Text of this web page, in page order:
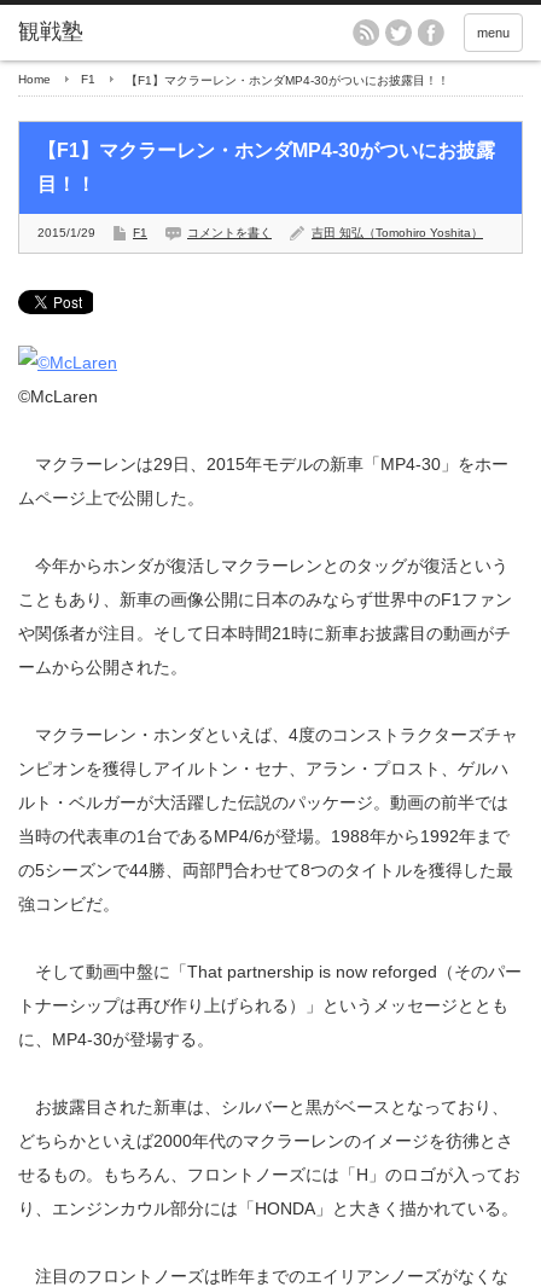
menu
Home F1 【F1】マクラーレン・ホンダMP4-30がついにお披露目！！
【F1】マクラーレン・ホンダMP4-30がついにお披露
目！！
2015/1/29 F1 コメントを書く 吉田 知弘（Tomohiro Yoshita）
©McLaren
マクラーレンは29日、2015年モデルの新車「MP4-30」をホー
ムページ上で公開した。
今年からホンダが復活しマクラーレンとのタッグが復活という
こともあり、新車の画像公開に日本のみならず世界中のF1ファン
や関係者が注目。そして日本時間21時に新車お披露目の動画がチ
ームから公開された。
マクラーレン・ホンダといえば、4度のコンストラクターズチャ
ンピオンを獲得しアイルトン・セナ、アラン・プロスト、ゲルハ
ルト・ベルガーが大活躍した伝説のパッケージ。動画の前半では
当時の代表車の1台であるMP4/6が登場。1988年から1992年まで
の5シーズンで44勝、両部門合わせて8つのタイトルを獲得した最
強コンビだ。
そして動画中盤に「That partnership is now reforged（そのパー
トナーシップは再び作り上げられる）」というメッセージととも
に、MP4-30が登場する。
お披露目された新車は、シルバーと黒がベースとなっており、
どちらかといえば2000年代のマクラーレンのイメージを彷彿とさ
せるもの。もちろん、フロントノーズには「H」のロゴが入ってお
り、エンジンカウル部分には「HONDA」と大きく描かれている。
注目のフロントノーズは昨年までのエイリアンノーズがなくな